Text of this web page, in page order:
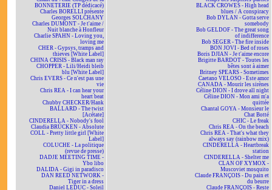
BONNETERIE (TP dédicacé)
Charles BORELLI présente
Georges SOLCHANY
Charles DUMONT - Je t'aime /
Nuit blanche à Honfleur
Charlie SPAHN - Loving you,
loving me
CHER - Gypsys, tramps and
thieves [White Label]
CHINA CRISIS - Black man ray
CHOPPER - Lili/Heidi bleib
blu [White Label]
Chris EVERS - Ce n'est pas une
vie
Chris REA - I can hear your
heart beat
Chubby CHECKER/Hank
BALLARD - The twist
[Acétate]
CINDERELLA - Nobody's fool
Claudia BRÜCKEN - Absolute
COLL - Pretty little girl [White
Label]
COLUCHE - La politique
(revue de presse)
DADJE MEETING TIME -
Ybo libo
DALIDA - Gigi in paradisco
DAN REED NETWORK -
Tiger in a dress
Daniel LEDUC - Soleil
BLACK CROWES - High head
blues / A conspiracy
Bob DYLAN - Gotta serve
somebody
Bob GELDOF - The great song
of indifference
Bob SEGER - The fire inside
BON JOVI - Bed of roses
Boris DJIAN - Je t'aime encore
Brigitte BARDOT - Toutes les
bêtes sont à aimer
Britney SPEARS - Sometimes
Caetano VELOSO - Este amor
CANADA - Mourir les sirènes
Céline DION - I drove all night
Céline DION - Mon ami m'a
quittée
Chantal GOYA - Monsieur le
Chat Botté
CHIC - Le freak
Chris REA - On the beach
Chris REA - That's what they
always say (rainbow mix)
CINDERELLA - Heartbreak
station
CINDERELLA - Shelter me
CLAN OF XYMOX -
Muscoviet mosquito
Claude FRANÇOIS - Du pain et
du beurre
Claude FRANÇOIS - Reste